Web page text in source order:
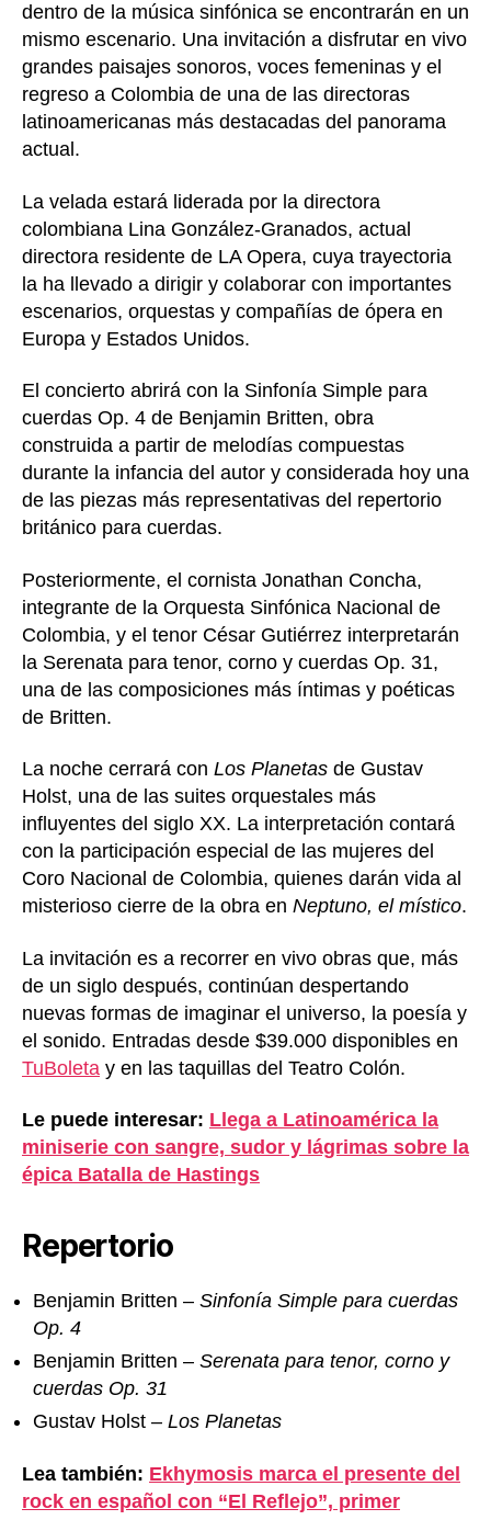
dentro de la música sinfónica se encontrarán en un
mismo escenario. Una invitación a disfrutar en vivo
grandes paisajes sonoros, voces femeninas y el
regreso a Colombia de una de las directoras
latinoamericanas más destacadas del panorama
actual.
La velada estará liderada por la directora
colombiana Lina González-Granados, actual
directora residente de LA Opera, cuya trayectoria
la ha llevado a dirigir y colaborar con importantes
escenarios, orquestas y compañías de ópera en
Europa y Estados Unidos.
El concierto abrirá con la Sinfonía Simple para
cuerdas Op. 4 de Benjamin Britten, obra
construida a partir de melodías compuestas
durante la infancia del autor y considerada hoy una
de las piezas más representativas del repertorio
británico para cuerdas.
Posteriormente, el cornista Jonathan Concha,
integrante de la Orquesta Sinfónica Nacional de
Colombia, y el tenor César Gutiérrez interpretarán
la Serenata para tenor, corno y cuerdas Op. 31,
una de las composiciones más íntimas y poéticas
de Britten.
La noche cerrará con Los Planetas de Gustav
Holst, una de las suites orquestales más
influyentes del siglo XX. La interpretación contará
con la participación especial de las mujeres del
Coro Nacional de Colombia, quienes darán vida al
misterioso cierre de la obra en Neptuno, el místico.
La invitación es a recorrer en vivo obras que, más
de un siglo después, continúan despertando
nuevas formas de imaginar el universo, la poesía y
el sonido. Entradas desde $39.000 disponibles en
TuBoleta y en las taquillas del Teatro Colón.
Le puede interesar: Llega a Latinoamérica la
miniserie con sangre, sudor y lágrimas sobre la
épica Batalla de Hastings
Repertorio
Benjamin Britten – Sinfonía Simple para cuerdas
Op. 4
Benjamin Britten – Serenata para tenor, corno y
cuerdas Op. 31
Gustav Holst – Los Planetas
Lea también: Ekhymosis marca el presente del
rock en español con “El Reflejo”, primer